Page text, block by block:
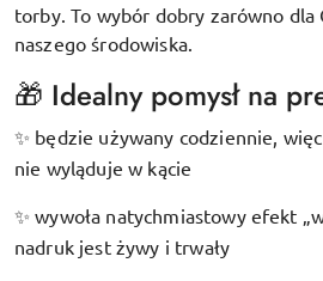
torby. To wybór dobry zarówno dla
naszego środowiska.
🎁 Idealny pomysł na
✨ będzie używany codziennie,
nie wyląduje w kącie
✨ wywoła natychmiastowy efekt
nadruk jest żywy i trwały